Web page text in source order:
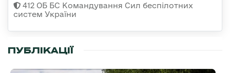
412 ОБ БС Командування Сил беспілотних
систем України
ПУБЛІКАЦІЇ